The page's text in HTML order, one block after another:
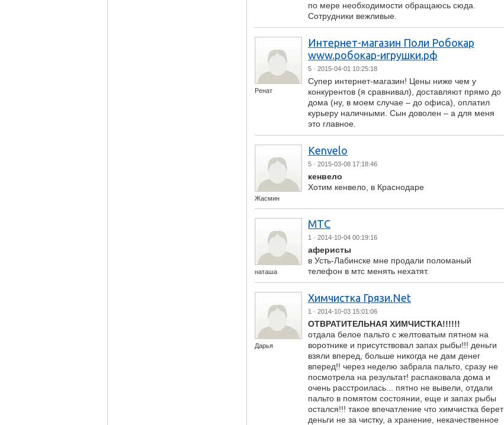
по мере необходимости обращаюсь сюда.
Сотрудники вежливые.
Ренат
Интернет-магазин Поли Робокар
www.робокар-игрушки.рф
5· 2015-04-01 10:25:18
Супер интернет-магазин! Цены ниже чем у
конкурентов (я сравнивал), доставляют прямо до
дома (ну, в моем случае – до офиса), оплатил
курьеру наличными. Сын доволен – а для меня
это главное.
Жасмин
Kenvelo
5· 2015-03-08 17:18:46
кенвело
Хотим кенвело, в Краснодаре
наташа
МТС
1 · 2014-10-04 00:19:16
аферисты
в Усть-Лабинске мне продали поломаный
телефон в мтс менять нехатят.
Дарья
Химчистка Грязи.Net
1 · 2014-10-03 15:01:06
ОТВРАТИТЕЛЬНАЯ ХИМЧИСТКА!!!!!!
отдала белое пальто с желтоватым пятном на
воротнике и присутствовал запах рыбы!!! деньги
взяли вперед, больше никогда не дам денег
вперед!! через неделю забрала пальто, сразу не
посмотрела на результат! распаковала дома и
очень расстроилась... пятно не вывели, отдали
пальто в помятом состоянии, еще и запах рыбы
остался!!! такое впечатление что химчистка берет
деньги не за чистку, а хранение, некачественное